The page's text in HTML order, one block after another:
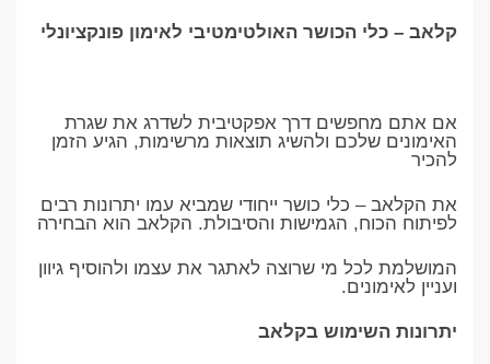
קלאב – כלי הכושר האולטימטיבי לאימון פונקציונלי
אם אתם מחפשים דרך אפקטיבית לשדרג את שגרת
האימונים שלכם ולהשיג תוצאות מרשימות, הגיע הזמן
להכיר
את הקלאב – כלי כושר ייחודי שמביא עמו יתרונות רבים
לפיתוח הכוח, הגמישות והסיבולת. הקלאב הוא הבחירה
המושלמת לכל מי שרוצה לאתגר את עצמו ולהוסיף גיוון
ועניין לאימונים.
יתרונות השימוש בקלאב